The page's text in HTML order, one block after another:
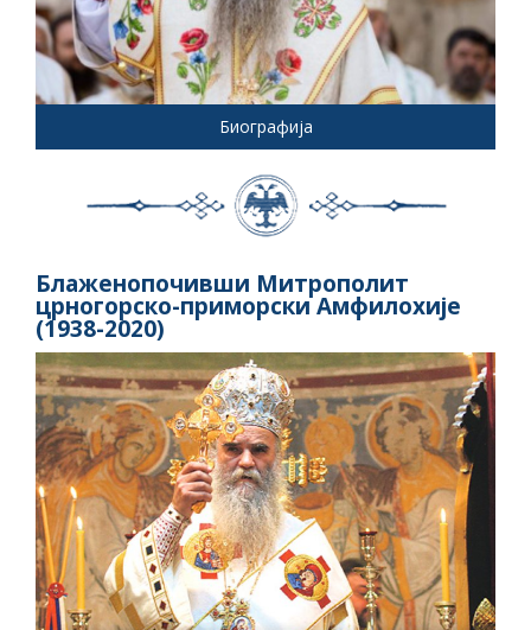
Биографија
Блаженопочивши Митрополит
црногорско-приморски Амфилохије
(1938-2020)